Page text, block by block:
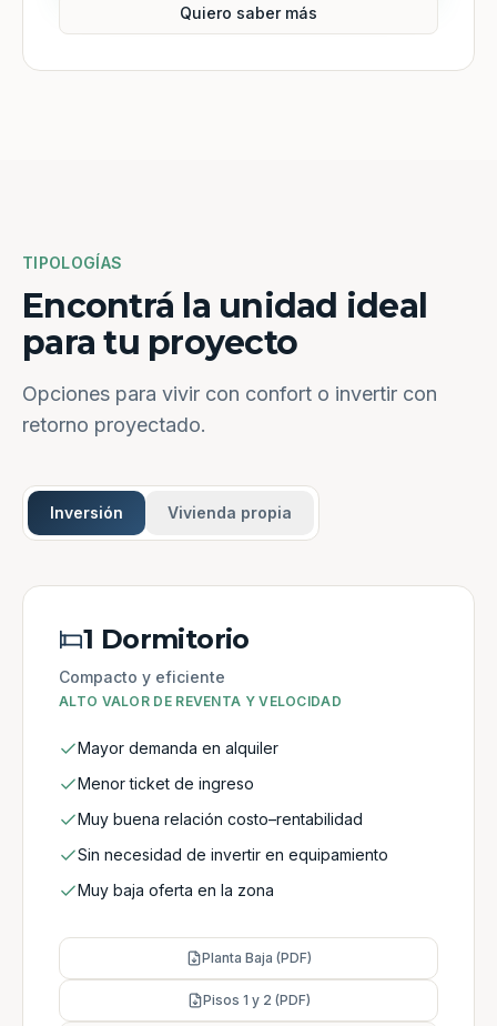
Quiero saber más
TIPOLOGÍAS
Encontrá la unidad ideal
para tu proyecto
Opciones para vivir con confort o invertir con
retorno proyectado.
Inversión Vivienda propia
1 Dormitorio
Compacto y eficiente
ALTO VALOR DE REVENTA Y VELOCIDAD
Mayor demanda en alquiler
Menor ticket de ingreso
Muy buena relación costo–rentabilidad
Sin necesidad de invertir en equipamiento
Muy baja oferta en la zona
Planta Baja (PDF)
Pisos 1 y 2 (PDF)